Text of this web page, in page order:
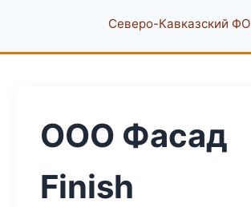
Северо-Кавказский ФО
ООО Фасад
Finish